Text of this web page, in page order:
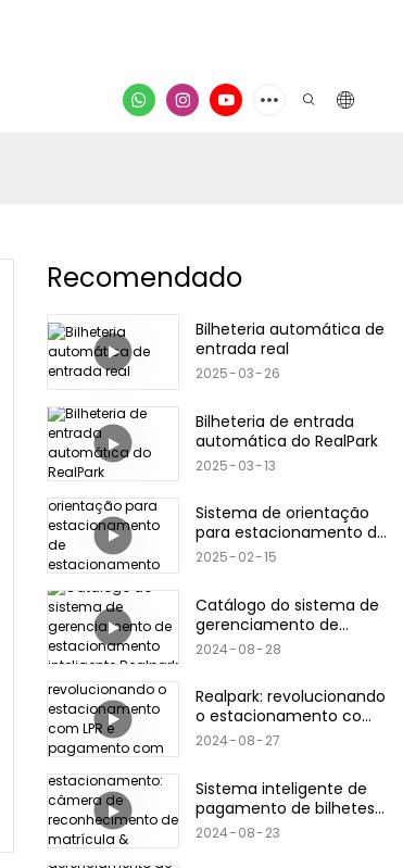
Recomendado
Bilheteria automática de
entrada real
2025 03 26
Bilheteria de entrada
automática do RealPark
2025 03 13
Sistema de orientação
para estacionamento de
estacionamento ao ar
2025 02 15
Catálogo do sistema de
gerenciamento de
estacionamento
2024 08 28
Realpark: revolucionando
o estacionamento com
LPR e pagamento com
2024 08 27
Sistema inteligente de
pagamento de bilhetes
de estacionamento:
2024 08 23